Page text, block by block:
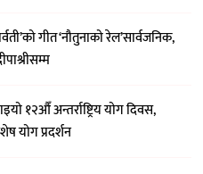
गीत ‘नौतुनाको रेल’सार्वजनिक,
१२औँ अन्तर्राष्ट्रिय योग दिवस,
योग प्रदर्शन